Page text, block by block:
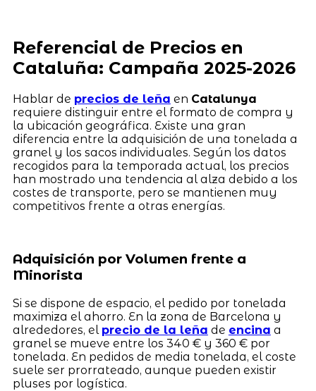
Referencial de Precios en
Cataluña: Campaña 2025-2026
Hablar de precios de leña en Catalunya
requiere distinguir entre el formato de compra y
la ubicación geográfica. Existe una gran
diferencia entre la adquisición de una tonelada a
granel y los sacos individuales. Según los datos
recogidos para la temporada actual, los precios
han mostrado una tendencia al alza debido a los
costes de transporte, pero se mantienen muy
competitivos frente a otras energías.
Adquisición por Volumen frente a
Minorista
Si se dispone de espacio, el pedido por tonelada
maximiza el ahorro. En la zona de Barcelona y
alrededores, el precio de la leña de encina a
granel se mueve entre los 340 € y 360 € por
tonelada. En pedidos de media tonelada, el coste
suele ser prorrateado, aunque pueden existir
pluses por logística.